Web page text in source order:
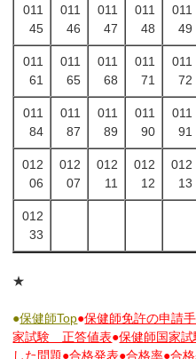
011
45
011
46
011
47
011
48
011
49
011
61
011
65
011
68
011
71
011
72
011
84
011
87
011
89
011
90
011
91
012
06
012
07
012
11
012
12
012
13
012
33
★
●保健師Top●保健師免許の申請
家試験 正答値表●保健師国家
した問題●合格発表●合格率●合